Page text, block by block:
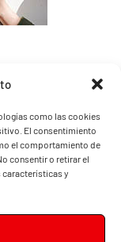
como las cookies
El consentimiento
el comportamiento de
consentir o retirar el
características y